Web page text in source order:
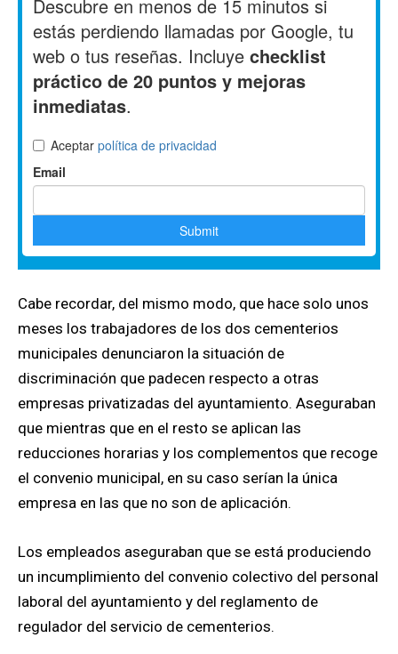
Cabe recordar, del mismo modo, que hace solo unos
meses los trabajadores de los dos cementerios
municipales denunciaron la situación de
discriminación que padecen respecto a otras
empresas privatizadas del ayuntamiento. Aseguraban
que mientras que en el resto se aplican las
reducciones horarias y los complementos que recoge
el convenio municipal, en su caso serían la única
empresa en las que no son de aplicación.
Los empleados aseguraban que se está produciendo
un incumplimiento del convenio colectivo del personal
laboral del ayuntamiento y del reglamento de
regulador del servicio de cementerios.